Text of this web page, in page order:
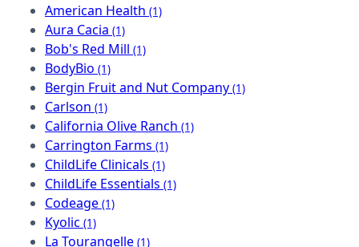
American Health (1)
Aura Cacia (1)
Bob's Red Mill (1)
BodyBio (1)
Bergin Fruit and Nut Company (1)
Carlson (1)
California Olive Ranch (1)
Carrington Farms (1)
ChildLife Clinicals (1)
ChildLife Essentials (1)
Codeage (1)
Kyolic (1)
La Tourangelle (1)